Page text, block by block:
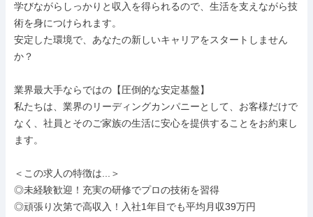
学びながらしっかりと収入を得られるので、生活を支えながら技
術を身につけられます。
安定した環境で、あなたの新しいキャリアをスタートしません
か？
業界最大手ならではの【圧倒的な安定基盤】
私たちは、業界のリーディングカンパニーとして、お客様だけで
なく、社員とそのご家族の生活に安心を提供することをお約束し
ます。
＜この求人の特徴は...＞
◎未経験歓迎！充実の研修でプロの技術を習得
◎頑張り次第で高収入！入社1年目でも平均月収39万円